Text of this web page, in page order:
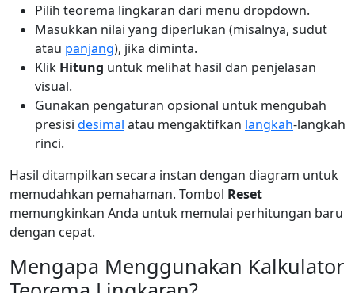
Pilih teorema lingkaran dari menu dropdown.
Masukkan nilai yang diperlukan (misalnya, sudut
atau panjang), jika diminta.
Klik Hitung untuk melihat hasil dan penjelasan
visual.
Gunakan pengaturan opsional untuk mengubah
presisi desimal atau mengaktifkan langkah-langkah
rinci.
Hasil ditampilkan secara instan dengan diagram untuk
memudahkan pemahaman. Tombol Reset
memungkinkan Anda untuk memulai perhitungan baru
dengan cepat.
Mengapa Menggunakan Kalkulator